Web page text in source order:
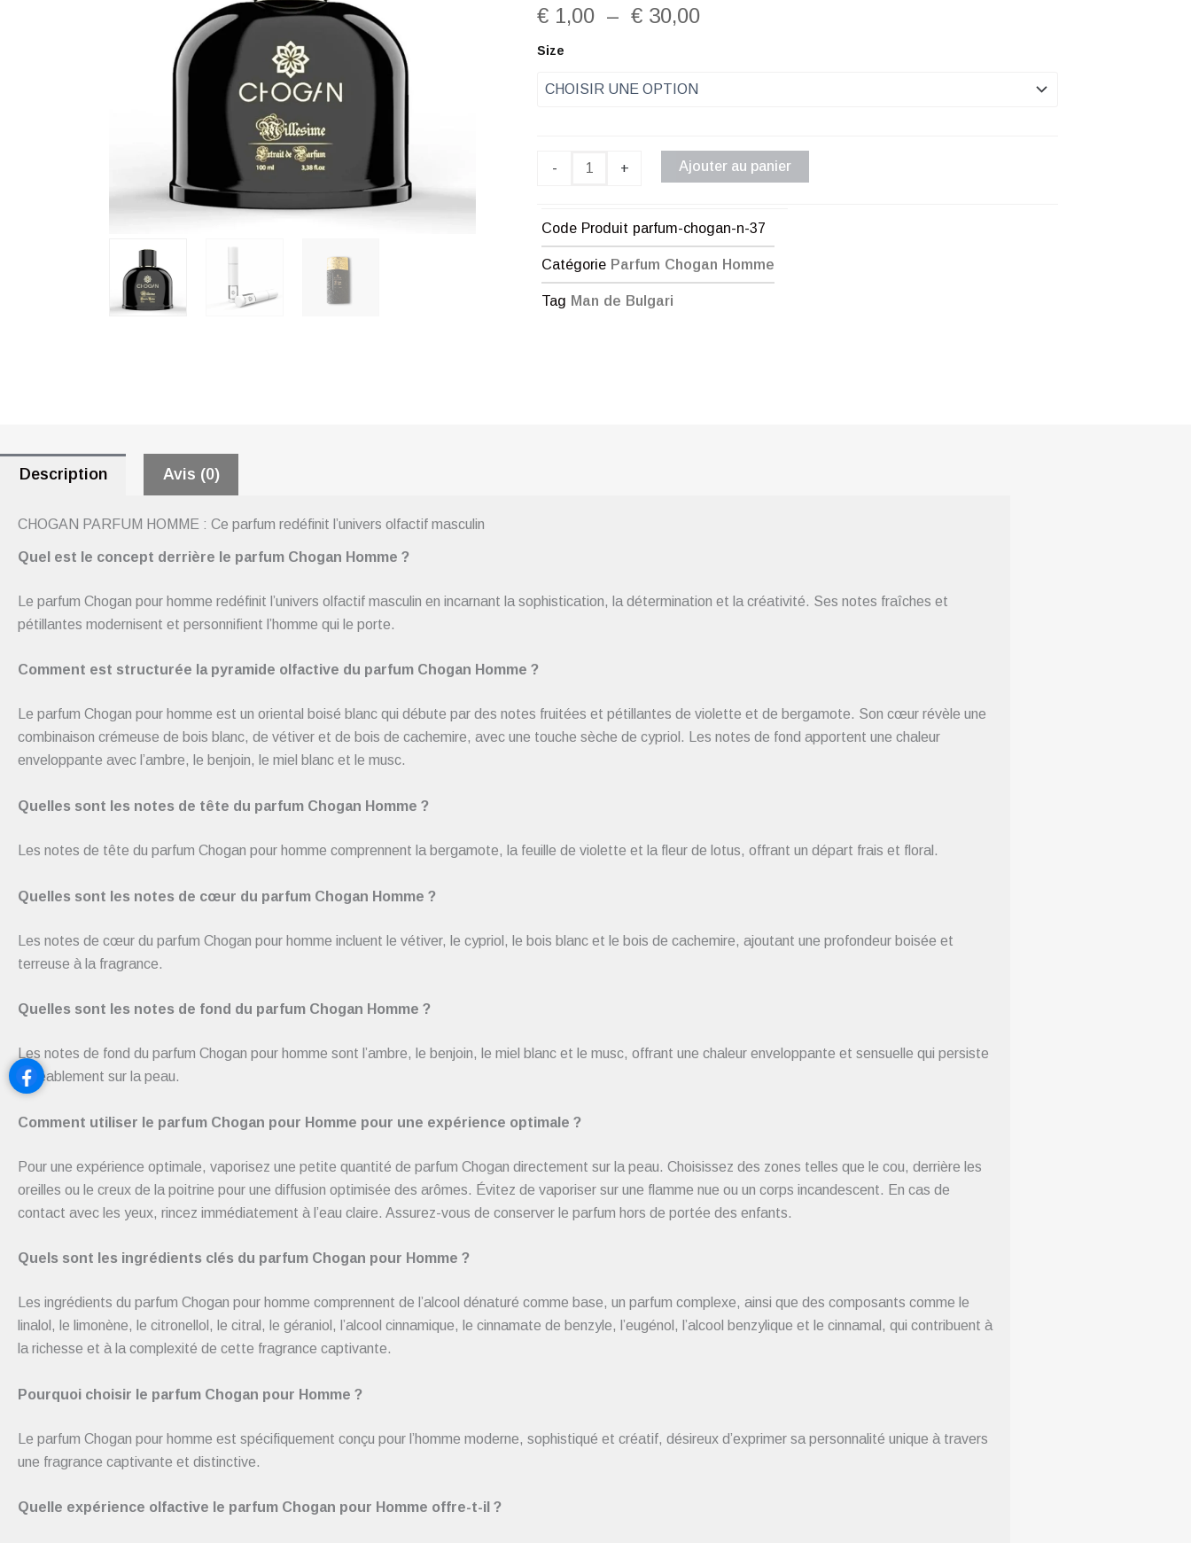
€ 1,00 – € 30,00Plage
à
€ 30,00
Size
-
quantité
Parfum
Chogan
+ Ajouter au panier
Code Produit parfum-chogan-n-37
Catégorie Parfum Chogan Homme
Tag Man de Bulgari
Description Avis (0)
CHOGAN PARFUM HOMME : Ce parfum redéfinit l’univers olfactif masculin
Quel est le concept derrière le parfum Chogan Homme ?
Le parfum Chogan pour homme redéfinit l’univers olfactif masculin en incarnant la sophistication, la détermination et la créativité. Ses notes fraîches et
pétillantes modernisent et personnifient l’homme qui le porte.
Comment est structurée la pyramide olfactive du parfum Chogan Homme ?
Le parfum Chogan pour homme est un oriental boisé blanc qui débute par des notes fruitées et pétillantes de violette et de bergamote. Son cœur révèle une
combinaison crémeuse de bois blanc, de vétiver et de bois de cachemire, avec une touche sèche de cypriol. Les notes de fond apportent une chaleur
enveloppante avec l’ambre, le benjoin, le miel blanc et le musc.
Quelles sont les notes de tête du parfum Chogan Homme ?
Les notes de tête du parfum Chogan pour homme comprennent la bergamote, la feuille de violette et la fleur de lotus, offrant un départ frais et floral.
Quelles sont les notes de cœur du parfum Chogan Homme ?
Les notes de cœur du parfum Chogan pour homme incluent le vétiver, le cypriol, le bois blanc et le bois de cachemire, ajoutant une profondeur boisée et
terreuse à la fragrance.
Quelles sont les notes de fond du parfum Chogan Homme ?
Les notes de fond du parfum Chogan pour homme sont l’ambre, le benjoin, le miel blanc et le musc, offrant une chaleur enveloppante et sensuelle qui persiste
agréablement sur la peau.
Comment utiliser le parfum Chogan pour Homme pour une expérience optimale ?
Pour une expérience optimale, vaporisez une petite quantité de parfum Chogan directement sur la peau. Choisissez des zones telles que le cou, derrière les
oreilles ou le creux de la poitrine pour une diffusion optimisée des arômes. Évitez de vaporiser sur une flamme nue ou un corps incandescent. En cas de
contact avec les yeux, rincez immédiatement à l’eau claire. Assurez-vous de conserver le parfum hors de portée des enfants.
Quels sont les ingrédients clés du parfum Chogan pour Homme ?
Les ingrédients du parfum Chogan pour homme comprennent de l’alcool dénaturé comme base, un parfum complexe, ainsi que des composants comme le
linalol, le limonène, le citronellol, le citral, le géraniol, l’alcool cinnamique, le cinnamate de benzyle, l’eugénol, l’alcool benzylique et le cinnamal, qui contribuent à
la richesse et à la complexité de cette fragrance captivante.
Pourquoi choisir le parfum Chogan pour Homme ?
Le parfum Chogan pour homme est spécifiquement conçu pour l’homme moderne, sophistiqué et créatif, désireux d’exprimer sa personnalité unique à travers
une fragrance captivante et distinctive.
Quelle expérience olfactive le parfum Chogan pour Homme offre-t-il ?